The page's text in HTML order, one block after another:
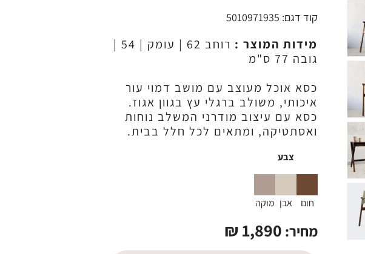
קוד דגם: 5010971935
מידות המוצר :
רוחב 62 | עומק | 54 |
גובה 77 ס"מ
כסא אוכל מעוצב עם מושב דמוי עור
איכותי, משולב ברגלי עץ בגוון אגוז.
כסא עם עיצוב מודרני המשלב נוחות
ואסתטיקה, ומתאים לכל חלל בבית.
צבע
חום אבן מוקה
מחיר: 1,890
₪